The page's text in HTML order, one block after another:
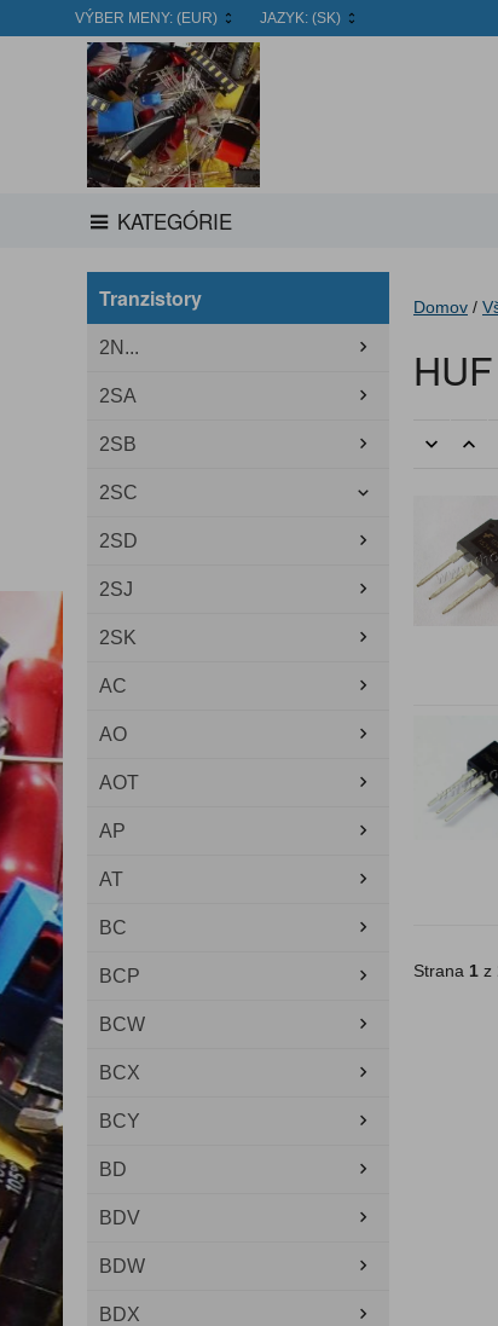
VÝBER MENY: (EUR) JAZYK: (SK)
KATEGÓRIE
Tranzistory
2N...
2SA
2SB
2SC
2SD
2SJ
2SK
AC
AO
AOT
AP
AT
BC
BCP
BCW
BCX
BCY
BD
BDV
BDW
BDX
Domov /
HUF
Strana 1 z